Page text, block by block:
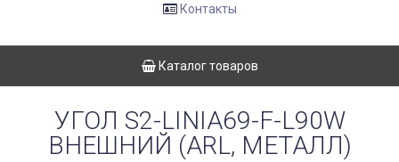
Контакты
Каталог товаров
УГОЛ S2-LINIA69-F-L90W
ВНЕШНИЙ (ARL, МЕТАЛЛ)